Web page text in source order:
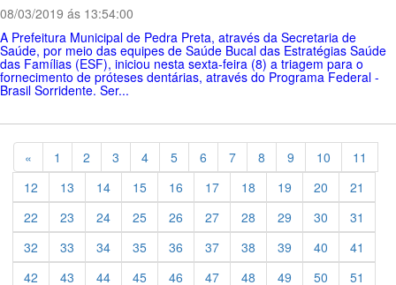
08/03/2019 ás 13:54:00
A Prefeitura Municipal de Pedra Preta, através da Secretaria de
Saúde, por meio das equipes de Saúde Bucal das Estratégias Saúde
das Famílias (ESF), iniciou nesta sexta-feira (8) a triagem para o
fornecimento de próteses dentárias, através do Programa Federal -
Brasil Sorridente. Ser...
« Previous
1 2 3 4 5 6 7 8 9 10
11
12
13 14 15 16 17 18 19 20
21
22
23 24 25 26 27 28 29 30
31
32
33 34 35 36 37 38 39 40
41
42
43 44 45 46 47 48 49 50 51